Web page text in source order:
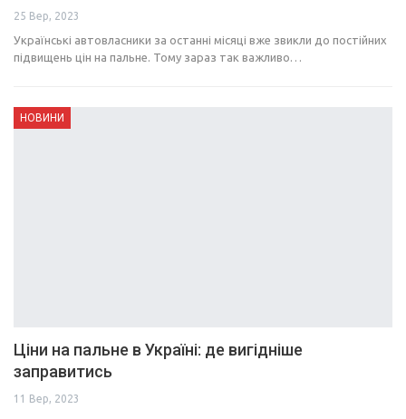
25 Вер, 2023
Українські автовласники за останні місяці вже звикли до постійних
підвищень цін на пальне. Тому зараз так важливо…
НОВИНИ
Ціни на пальне в Україні: де вигідніше
заправитись
11 Вер, 2023